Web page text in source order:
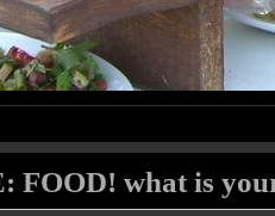
FOOD! what is